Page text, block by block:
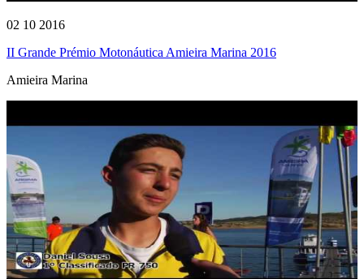
02 10 2016
II Grande Prémio Motonáutica Amieira Marina 2016
Amieira Marina